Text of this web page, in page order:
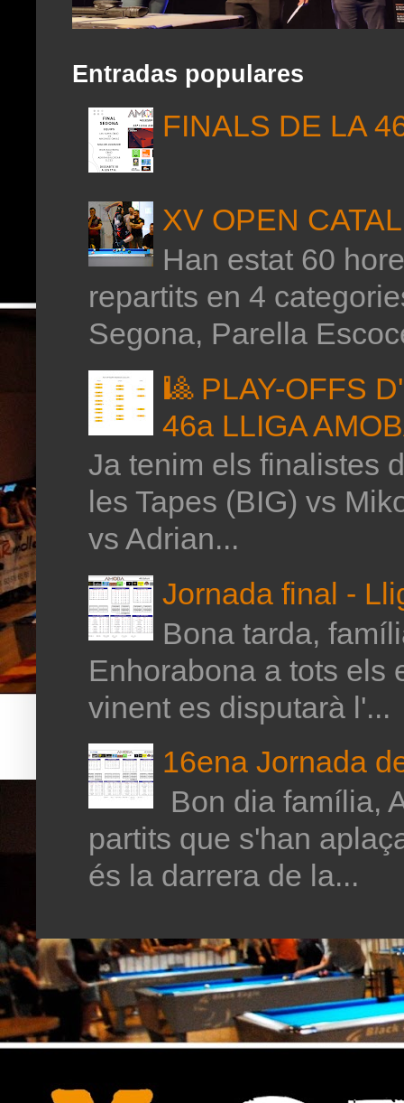
Entradas populares
FINALS DE LA
XV OPEN
Han estat 60
repartits en 4
Segona, Parella
🎱 PLAY-OFFS
46a LLIGA
Ja tenim els finalistes
les Tapes (BIG) vs
vs Adrian...
Jornada final -
Bona tarda,
Enhorabona a tots els
vinent es disputarà l'...
16ena Jornada
Bon dia família,
partits que s'han
és la darrera de la...